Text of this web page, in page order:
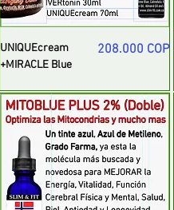
UNIQUEcream
+MIRACLE Blue
Precio
208.000 COP